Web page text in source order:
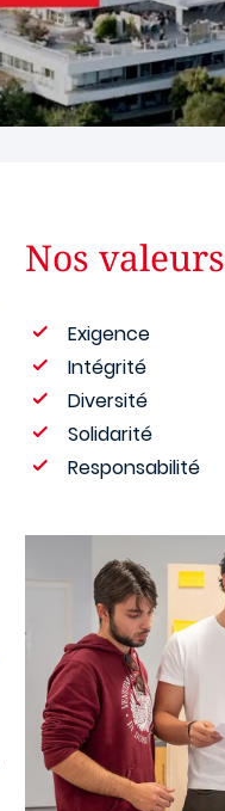
Nos valeurs
Exigence
Intégrité
Diversité
Solidarité
Responsabilité